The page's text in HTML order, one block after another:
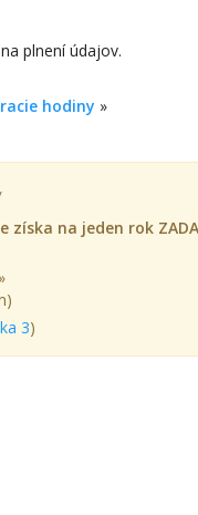
plnení údajov.
hodiny »
na jeden rok
»
3)